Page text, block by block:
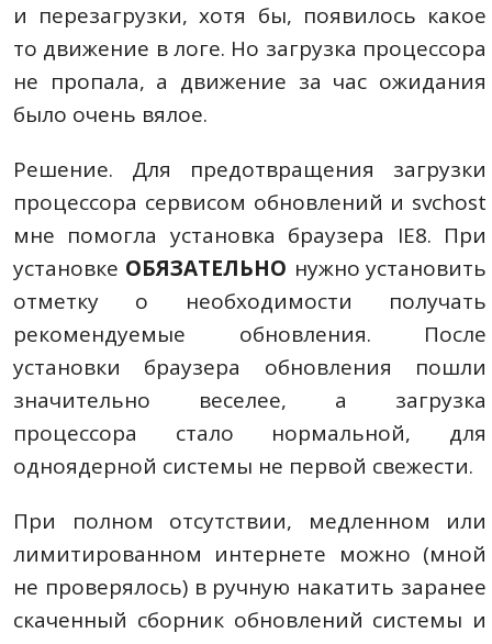
и перезагрузки, хотя бы, появилось какое
то движение в логе. Но загрузка процессора
не пропала, а движение за час ожидания
было очень вялое.
Решение. Для предотвращения загрузки
процессора сервисом обновлений и svchost
мне помогла установка браузера IE8. При
установке ОБЯЗАТЕЛЬНО нужно установить
отметку о необходимости получать
рекомендуемые обновления. После
установки браузера обновления пошли
значительно веселее, а загрузка
процессора стало нормальной, для
одноядерной системы не первой свежести.
При полном отсутствии, медленном или
лимитированном интернете можно (мной
не проверялось) в ручную накатить заранее
скаченный сборник обновлений системы и